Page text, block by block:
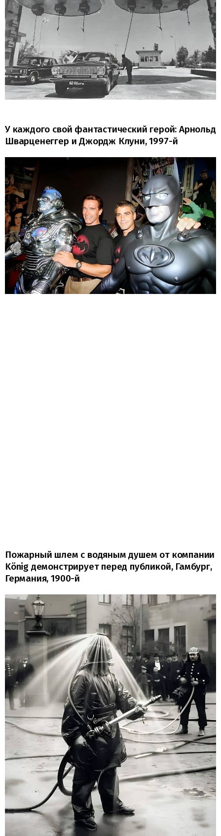
У каждого свой фантастический герой: Арнольд
Шварценеггер и Джордж Клуни, 1997-й
Пожарный шлем с водяным душем от компании
König демонстрирует перед публикой, Гамбург,
Германия, 1900-й